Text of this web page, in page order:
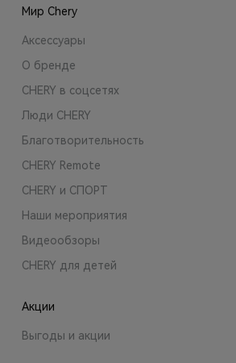
Мир Chery
Аксессуары
О бренде
CHERY в соцсетях
Люди CHERY
Благотворительность
CHERY Remote
CHERY и СПОРТ
Наши мероприятия
Видеообзоры
CHERY для детей
Акции
Выгоды и акции